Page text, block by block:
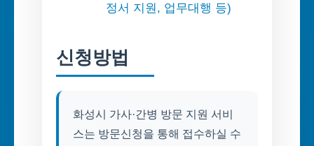
정서 지원, 업무대행 등)
신청방법
화성시 가사·간병 방문 지원 서비
스는 방문신청을 통해 접수하실 수